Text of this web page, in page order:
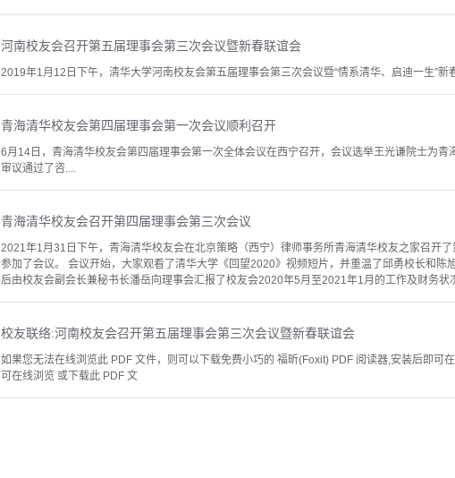
河南校友会召开第五届理事会第三次会议暨新春联谊会
2019年1月12日下午，清华大学河南校友会第五届理事会第三次会议暨“情系清华、启迪一生”新
青海清华校友会第四届理事会第一次会议顺利召开
6月14日，青海清华校友会第四届理事会第一次全体会议在西宁召开，会议选举王光谦院士为
审议通过了咨....
青海清华校友会召开第四届理事会第三次会议
2021年1月31日下午，青海清华校友会在北京策略（西宁）律师事务所青海清华校友之家召开
参加了会议。 会议开始，大家观看了清华大学《回望2020》视频短片，并重温了邱勇校长和陈
后由校友会副会长兼秘书长潘岳向理事会汇报了校友会2020年5月至2021年1月的工作及财务
校友联络:河南校友会召开第五届理事会第三次会议暨新春联谊会
如果您无法在线浏览此 PDF 文件，则可以下载免费小巧的 福昕(Foxit) PDF 阅读器,安装后即可
可在线浏览 或下载此 PDF 文